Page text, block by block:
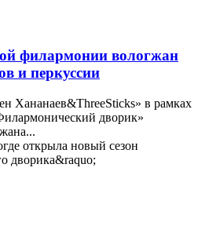
филармонии вологжан
и перкуссии
Хананаев&ThreeSticks» в рамках
дворик»